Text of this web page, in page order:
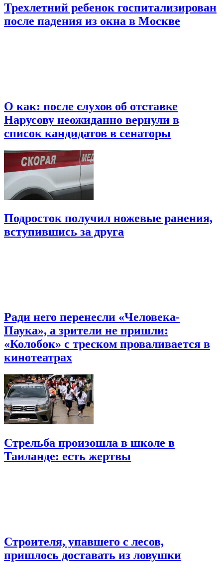
Трехлетний ребенок госпитализирован
после падения из окна в Москве
О как: после слухов об отставке
Нарусову неожиданно вернули в
список кандидатов в сенаторы
Подросток получил ножевые ранения,
вступившись за друга
Ради него перенесли «Человека-
Паука», а зрители не пришли:
«Колобок» с треском проваливается в
кинотеатрах
Стрельба произошла в школе в
Таиланде: есть жертвы
Строителя, упавшего с лесов,
пришлось доставать из ловушки